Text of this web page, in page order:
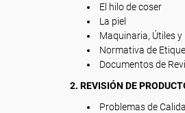
El hilo de coser
La piel
Maquinaria, Útiles
Normativa de
Documentos de
2. REVISIÓN DE
Problemas de